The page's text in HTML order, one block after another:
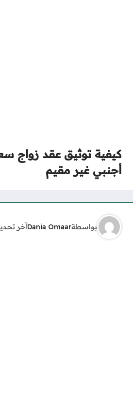
كيفية توثيق عقد زواج
أجنبي غير مقيم
بواسطةDania Omaarآخر